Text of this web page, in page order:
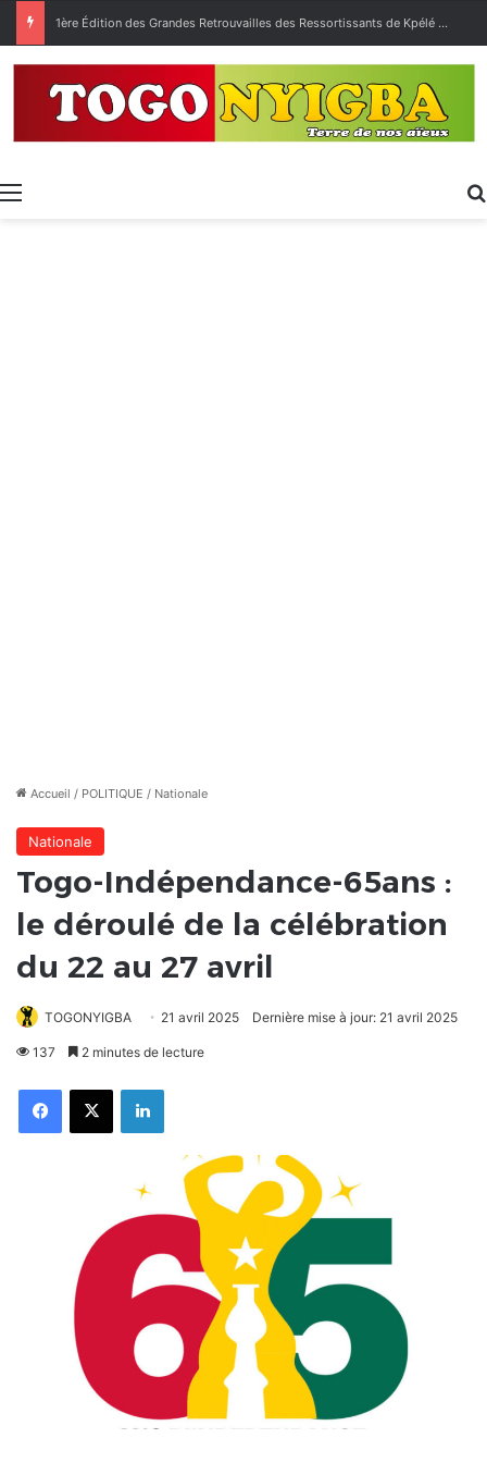
1ère Édition des Grandes Retrouvailles des Ressortissants de Kpélé Govié Apégamé / Sokpé
Menu
Accueil / POLITIQUE / Nationale
Nationale
Togo-Indépendance-65ans :
le déroulé de la célébration
du 22 au 27 avril
TOGONYIGBA 21 avril 2025 Dernière mise à jour: 21 avril 2025
137 2 minutes de lecture
FacebookX Linkedin